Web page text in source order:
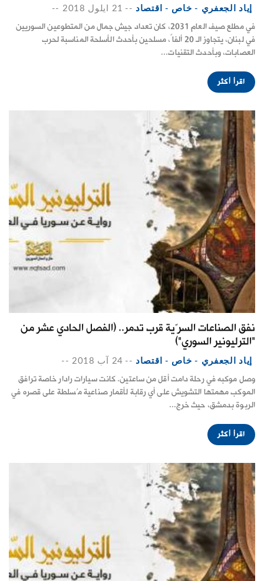
إياد الجعفري - خاص - اقتصاد -- 21 ايلول 2018 --
في مطلع صيف العام 2031، كان تعداد جيش جمال من المتطوعين السوريين
في لبنان، يتجاوز الـ 20 ألفاً، مسلحين بأحدث الأسلحة المناسبة لحرب
العصابات، وبأحدث التقنيات...
اقرأ أكثر
نفق الصناعات السرّية قرب تدمر.. (الفصل الحادي عشر من
"الترليونير السوري")
إياد الجعفري - خاص - اقتصاد -- 24 آب 2018 --
وصل موكبه في رحلة دامت أقل من ساعتين. كانت سيارات رادار خاصة ترافق
الموكب مهمتها التشويش على أي رقابة لأقمار صناعية مُسلطة على قصره في
الربوة بدمشق، حيث خرج...
اقرأ أكثر